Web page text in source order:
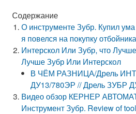
Содержание
О инструменте Зубр. Купил
я повелся на покупку
Интерскол Или Зубр, что
Лучше Зубр Или Интерскол
В ЧЁМ РАЗНИЦА/Дрель
ДУ13/780ЭР // Дрель ЗУБР
Видео обзор КЕРНЕР
Инструмент Зубр. Review of